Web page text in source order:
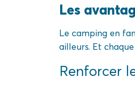
Les
Le camping en
ailleurs. Et
Renforcer